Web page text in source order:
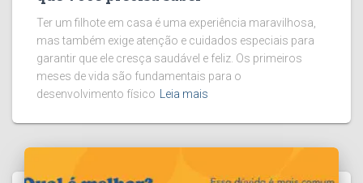
Ter um filhote em casa é uma experiência maravilhosa,
mas também exige atenção e cuidados especiais para
garantir que ele cresça saudável e feliz. Os primeiros
meses de vida são fundamentais para o
desenvolvimento físico Leia mais